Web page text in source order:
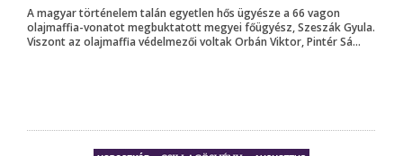
A magyar történelem talán egyetlen hős ügyésze a 66 vagon
olajmaffia-vonatot megbuktatott megyei főügyész, Szeszák Gyula.
Viszont az olajmaffia védelmezői voltak Orbán Viktor, Pintér Sá...